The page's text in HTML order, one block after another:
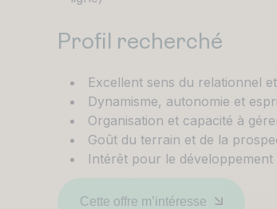
Profil recherché
Excellent sens du relationnel
Dynamisme, autonomie et
Organisation et capacité à
Goût du terrain et de la
Intérêt pour le
Cette offre m’intéresse